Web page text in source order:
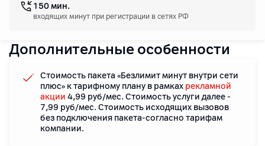
150 мин.
входящих минут при регистрации в сетях РФ
Дополнительные особенности
Стоимость пакета «Безлимит минут внутри сети
плюс» к тарифному плану в рамках рекламной
акции 4,99 руб/мес. Стоимость услуги далее -
7,99 руб/мес. Стоимость исходящих вызовов
без подключения пакета-согласно тарифам
компании.